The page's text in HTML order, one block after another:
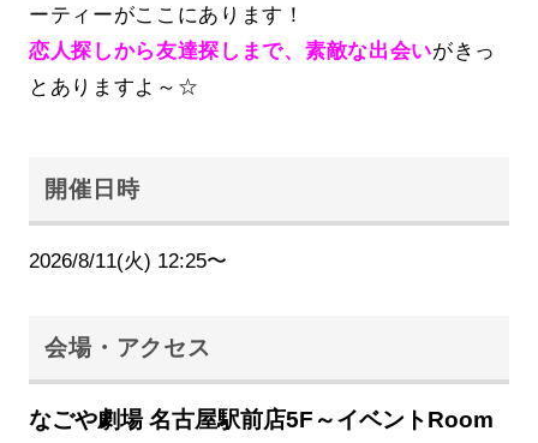
ーティーがここにあります！
恋人探しから友達探しまで、素敵な出会いがきっ
とありますよ～☆
開催日時
2026/8/11(火) 12:25〜
会場・アクセス
なごや劇場 名古屋駅前店5F～イベントRoom